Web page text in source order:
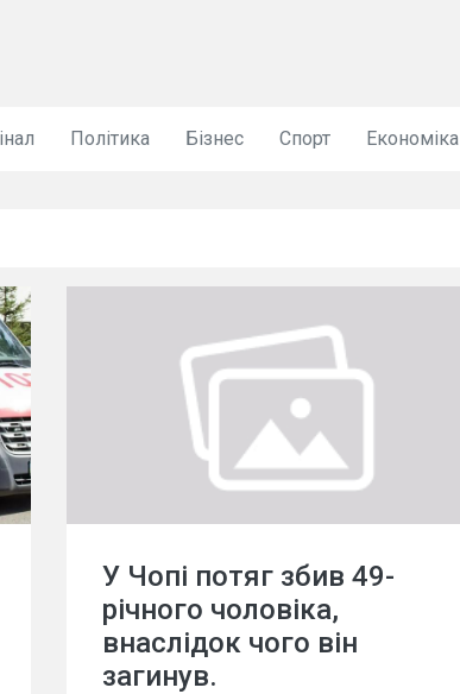
Політика Бізнес Спорт Економіка
У Чопі потяг збив 49-
річного чоловіка,
внаслідок чого він
загинув.